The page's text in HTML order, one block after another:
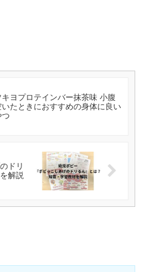
キヨプロテインバー抹茶味 小腹
いたときにおすすめの身体に良い
つ
ドリ
解説